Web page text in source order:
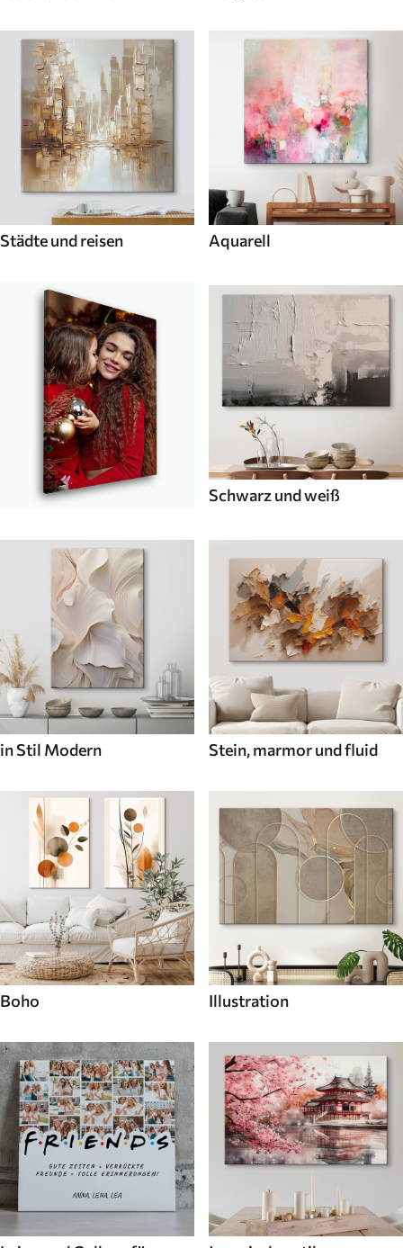
Städte und reisen Aquarell
Schwarz und weiß
in Stil Modern Stein, marmor und fluid
Boho Illustration